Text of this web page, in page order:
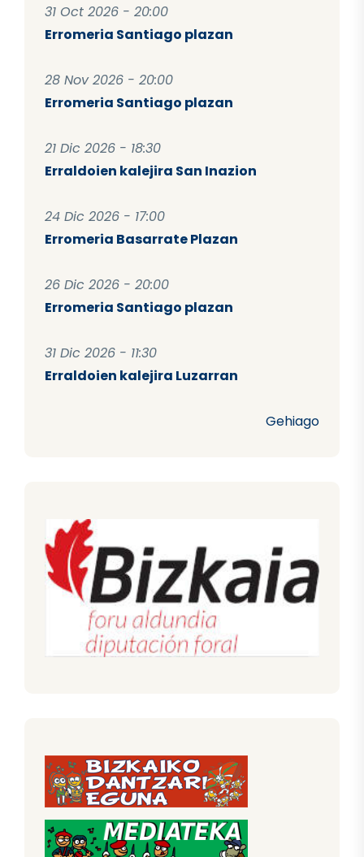
31 Oct 2026 - 20:00
Erromeria Santiago plazan
28 Nov 2026 - 20:00
Erromeria Santiago plazan
21 Dic 2026 - 18:30
Erraldoien kalejira San Inazion
24 Dic 2026 - 17:00
Erromeria Basarrate Plazan
26 Dic 2026 - 20:00
Erromeria Santiago plazan
31 Dic 2026 - 11:30
Erraldoien kalejira Luzarran
Gehiago